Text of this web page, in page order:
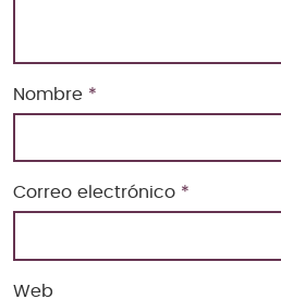
Nombre *
Correo electrónico *
Web